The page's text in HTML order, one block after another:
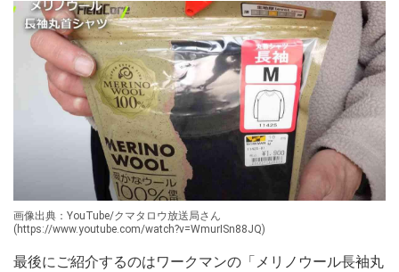
画像出典：YouTube/クマタロウ放送局さん
(https://www.youtube.com/watch?v=WmurISn88JQ)
最後にご紹介するのはワークマンの「メリノウール長袖丸